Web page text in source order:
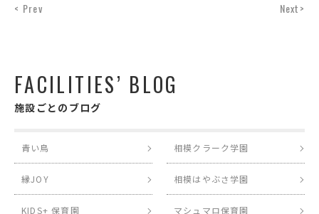
FACILITIES’ BLOG
施設ごとのブログ
青い鳥 相模クラーク学園
縁JOY 相模はやぶさ学園
KIDS+ 保育園 マシュマロ保育園
< Prev Next>